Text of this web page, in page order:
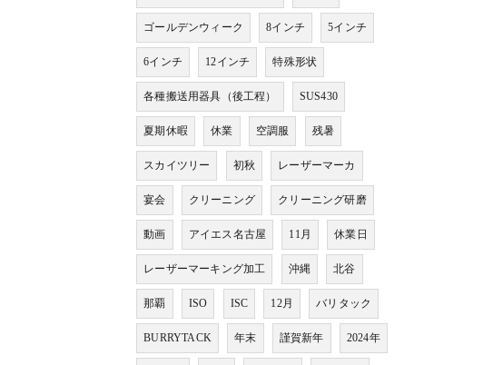
ゴールデンウィーク 8インチ 5インチ
6インチ 12インチ 特殊形状
各種搬送用器具（後工程） SUS430
夏期休暇 休業 空調服 残暑
スカイツリー 初秋 レーザーマーカ
宴会 クリーニング クリーニング研磨
動画 アイエス名古屋 11月 休業日
レーザーマーキング加工 沖縄 北谷
那覇 ISO ISC 12月 バリタック
BURRYTACK 年末 謹賀新年 2024年